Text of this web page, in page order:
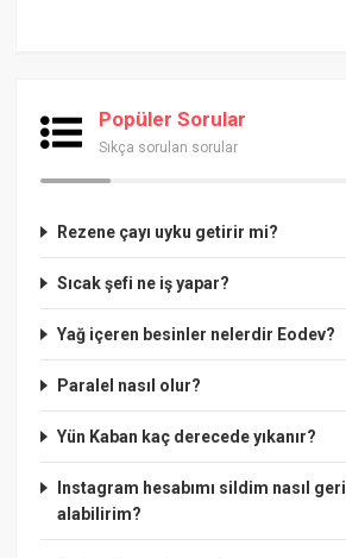
Popüler Sorular
Sıkça sorulan sorular
Rezene çayı uyku getirir mi?
Sıcak şefi ne iş yapar?
Yağ içeren besinler nelerdir Eodev?
Paralel nasıl olur?
Yün Kaban kaç derecede yıkanır?
Instagram hesabımı sildim nasıl geri
alabilirim?